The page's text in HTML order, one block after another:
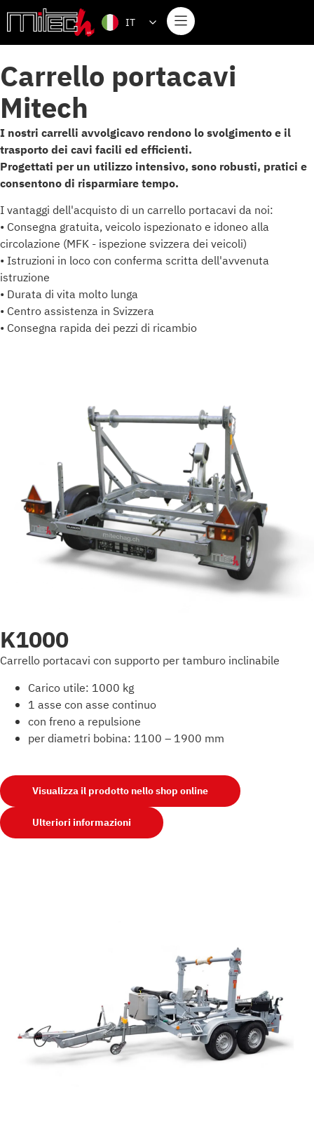
IT
Carrello portacavi
Mitech
I nostri carrelli avvolgicavo rendono lo svolgimento e il
trasporto dei cavi facili ed efficienti.
Progettati per un utilizzo intensivo, sono robusti, pratici e
consentono di risparmiare tempo.
I vantaggi dell'acquisto di un carrello portacavi da noi:
• Consegna gratuita, veicolo ispezionato e idoneo alla
circolazione (MFK - ispezione svizzera dei veicoli)
• Istruzioni in loco con conferma scritta dell'avvenuta
istruzione
• Durata di vita molto lunga
• Centro assistenza in Svizzera
• Consegna rapida dei pezzi di ricambio
K1000
Carrello portacavi con supporto per tamburo inclinabile
Carico utile: 1000 kg
1 asse con asse continuo
con freno a repulsione
per diametri bobina: 1100 – 1900 mm
Visualizza il prodotto nello shop online
Ulteriori informazioni